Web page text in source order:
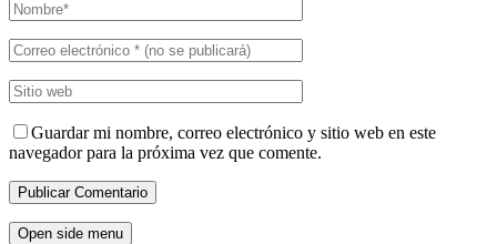
Guardar mi nombre, correo electrónico y sitio web en este
navegador para la próxima vez que comente.
Open side menu